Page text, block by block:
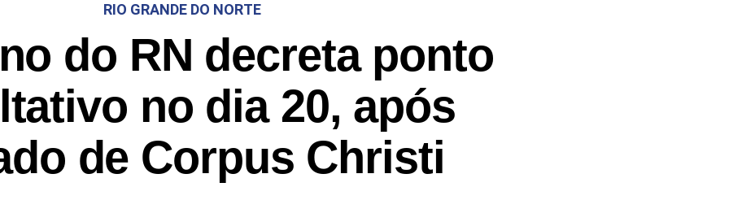
RIO GRANDE DO NORTE
do RN decreta ponto
no dia 20, após
de Corpus Christi